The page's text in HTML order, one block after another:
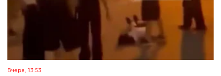
Вчера, 13:53